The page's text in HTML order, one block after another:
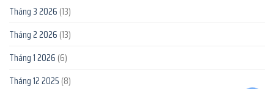
Tháng 3 2026 (13)
Tháng 2 2026 (13)
Tháng 1 2026 (6)
Tháng 12 2025 (8)